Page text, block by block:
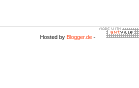
Hosted by Blogger.de -